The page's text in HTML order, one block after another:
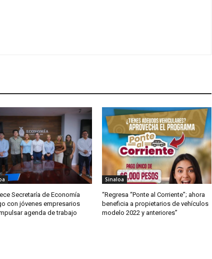
Secretaría de Economía
con jóvenes empresarios
agenda de trabajo
Sinaloa
“Regresa “Ponte al Corriente”; ahora
beneficia a propietarios de vehículos
modelo 2022 y anteriores”